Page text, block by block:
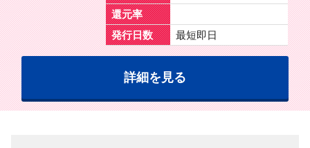
還元率
発行日数
最短即日
詳細を見る